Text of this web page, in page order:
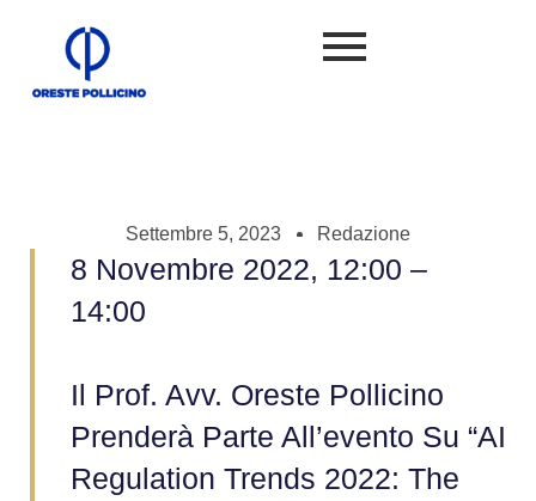
Settembre 5, 2023 Redazione
8 Novembre 2022, 12:00 –
14:00
Il Prof. Avv. Oreste Pollicino
Prenderà Parte All’evento Su “AI
Regulation Trends 2022: The